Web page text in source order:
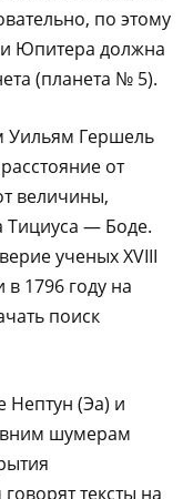
по этому
Юпитера должна
(планета № 5).
Уильям Гершель
от
величины,
Тициуса — Боде.
ученых XVIII
1796 году на
поиск
Нептун (Эа) и
шумерам
тексты на